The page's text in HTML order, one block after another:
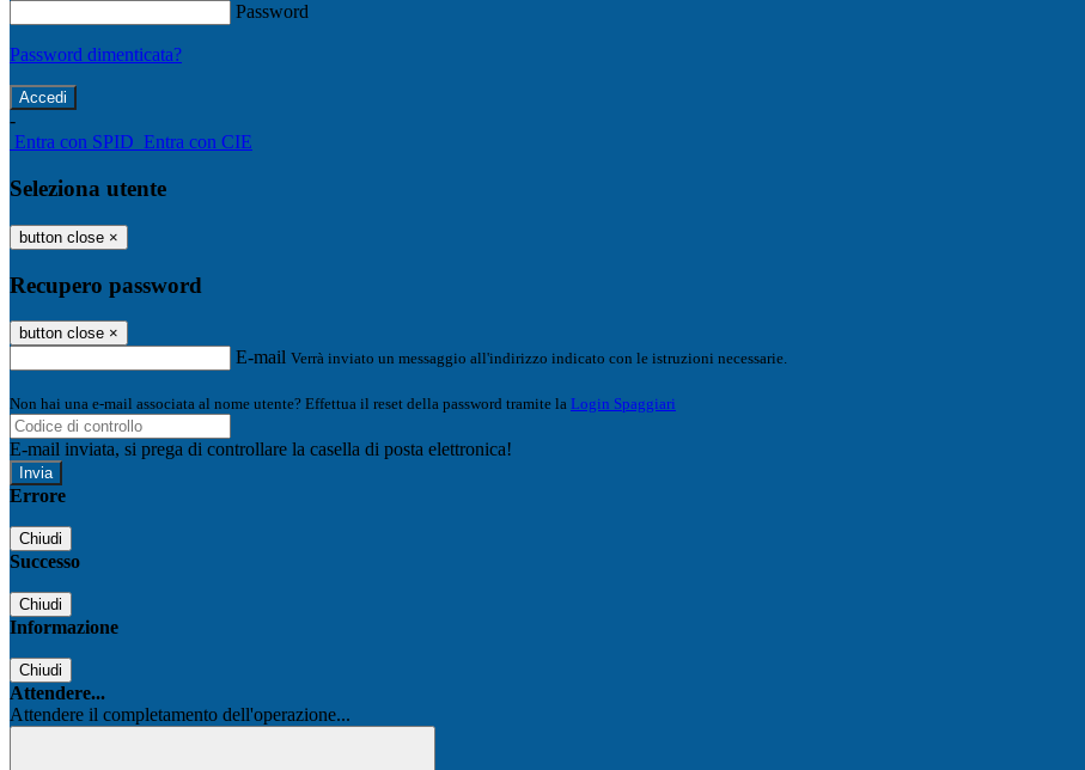
Password
Password dimenticata?
-
Entra con SPID Entra con CIE
Seleziona utente
button close ×
Recupero password
button close ×
E-mail Verrà inviato un messaggio all'indirizzo indicato con le istruzioni necessarie.
Non hai una e-mail associata al nome utente? Effettua il reset della password tramite la Login Spaggiari
E-mail inviata, si prega di controllare la casella di posta elettronica!
Errore
Chiudi
Successo
Chiudi
Informazione
Chiudi
Attendere...
Attendere il completamento dell'operazione...